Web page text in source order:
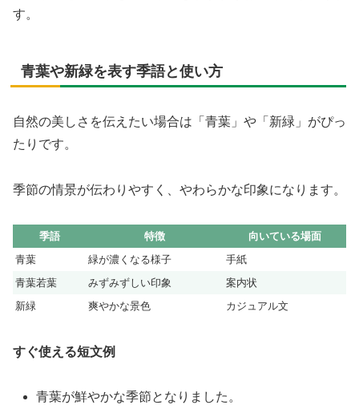
す。
青葉や新緑を表す季語と使い方
自然の美しさを伝えたい場合は「青葉」や「新緑」がぴっ
たりです。
季節の情景が伝わりやすく、やわらかな印象になります。
季語 特徴
向いている場面
青葉
緑が濃くなる様子
手紙
青葉若葉
みずみずしい印象
案内状
新緑
爽やかな景色 カジュアル文
すぐ使える短文例
青葉が鮮やかな季節となりました。